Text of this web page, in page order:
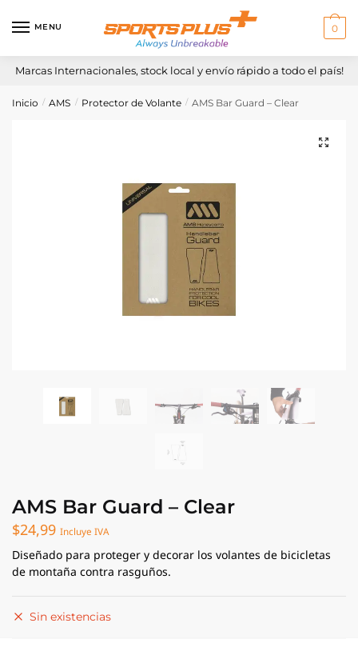
MENU 0
Marcas Internacionales, stock local y envío rápido a todo el país!
Inicio / AMS / Protector de Volante / AMS Bar Guard – Clear
AMS Bar Guard – Clear
$24,99 Incluye IVA
Diseñado para proteger y decorar los volantes de bicicletas
de montaña contra rasguños.
Sin existencias